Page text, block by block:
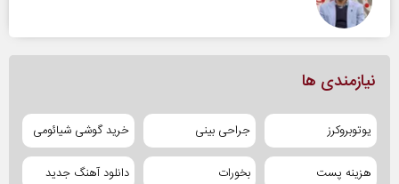
نیازمندی ها
یوتوبروکرز جراحی بینی خرید گوشی شیائومی
هزینه پست بخورات دانلود آهنگ جدید